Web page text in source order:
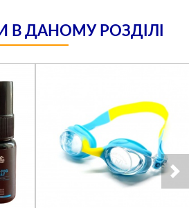
В ДАНОМУ РОЗДІЛІ